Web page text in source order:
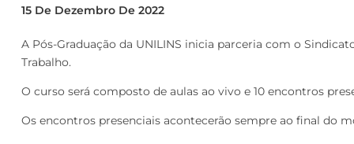
15 De Dezembro De 2022
A Pós-Graduação da UNILINS inicia parceria com o
Trabalho.
O curso será composto de aulas ao vivo e 10 encontros
Os encontros presenciais acontecerão sempre ao final do